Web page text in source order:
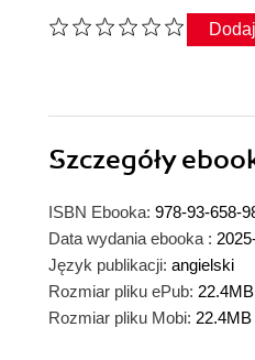
Szczegóły
ISBN Ebooka: 978-93-658-
Data wydania ebooka :
Język publikacji: angielski
Rozmiar pliku ePub: 22.4MB
Rozmiar pliku Mobi: 22.4MB